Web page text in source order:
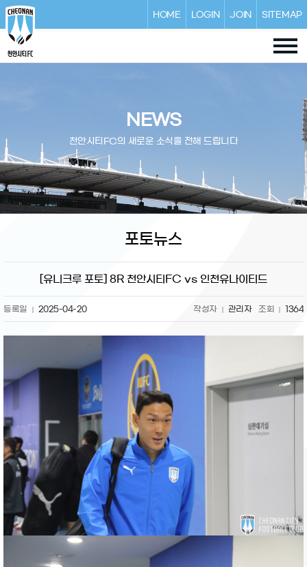
HOME LOGIN JOIN SITEMAP
NEWS
천안시티FC의 새로운 소식을 전해 드립니다
포토뉴스
[유니크루 포토] 8R 천안시티FC vs 인천유나이티드
등록일 2025-04-20 작성자 관리자 조회 1364